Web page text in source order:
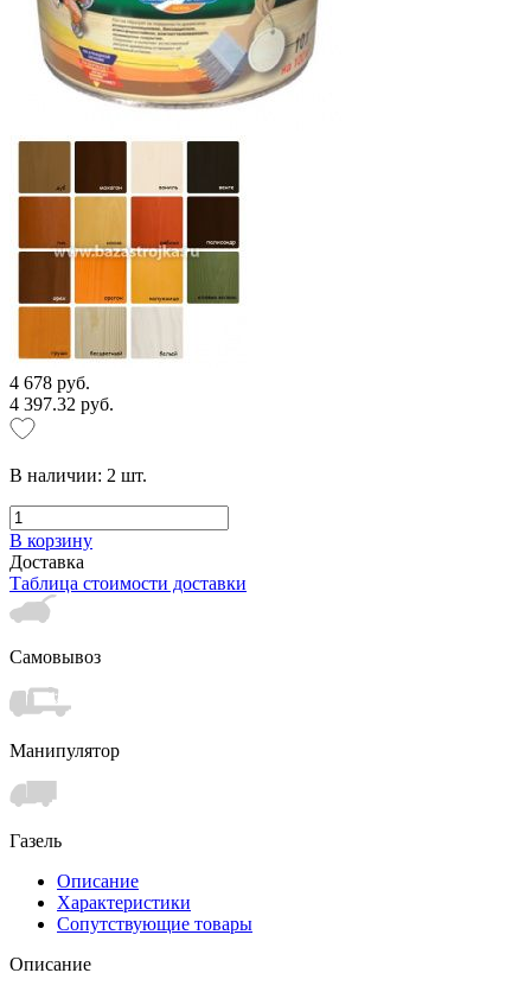
4 678 руб.
4 397.32 руб.
В наличии: 2 шт.
В корзину
Доставка
Таблица стоимости доставки
Самовывоз
Манипулятор
Газель
Описание
Характеристики
Сопутствующие товары
Описание